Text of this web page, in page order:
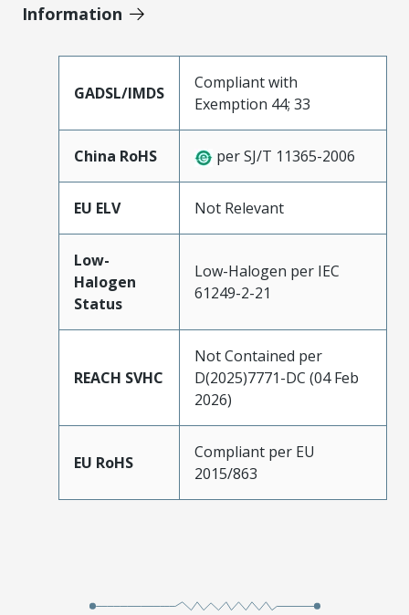
Information
GADSL/IMDS
Compliant with
Exemption 44; 33
China RoHS per SJ/T 11365-2006
EU ELV Not Relevant
Low-
Halogen
Status
Low-Halogen per IEC
61249-2-21
REACH SVHC
Not Contained per
D(2025)7771-DC (04 Feb
2026)
EU RoHS
Compliant per EU
2015/863